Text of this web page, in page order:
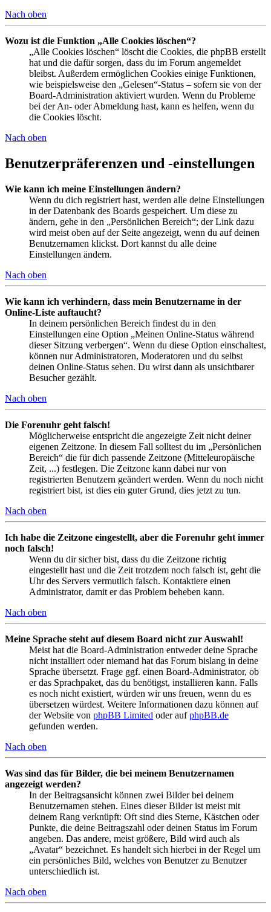
Nach oben
Wozu ist die Funktion „Alle Cookies löschen“?
„Alle Cookies löschen“ löscht die Cookies, die phpBB erstellt
hat und die dafür sorgen, dass du im Forum angemeldet
bleibst. Außerdem ermöglichen Cookies einige Funktionen,
wie beispielsweise den „Gelesen“-Status – sofern sie von der
Board-Administration aktiviert wurden. Wenn du Probleme
bei der An- oder Abmeldung hast, kann es helfen, wenn du
die Cookies löscht.
Nach oben
Benutzerpräferenzen und -einstellungen
Wie kann ich meine Einstellungen ändern?
Wenn du dich registriert hast, werden alle deine Einstellungen
in der Datenbank des Boards gespeichert. Um diese zu
ändern, gehe in den „Persönlichen Bereich“; der Link dazu
wird meist oben auf der Seite angezeigt, wenn du auf deinen
Benutzernamen klickst. Dort kannst du alle deine
Einstellungen ändern.
Nach oben
Wie kann ich verhindern, dass mein Benutzername in der
Online-Liste auftaucht?
In deinem persönlichen Bereich findest du in den
Einstellungen eine Option „Meinen Online-Status während
dieser Sitzung verbergen“. Wenn du diese Option einschaltest,
können nur Administratoren, Moderatoren und du selbst
deinen Online-Status sehen. Du wirst dann als unsichtbarer
Besucher gezählt.
Nach oben
Die Forenuhr geht falsch!
Möglicherweise entspricht die angezeigte Zeit nicht deiner
eigenen Zeitzone. In diesem Fall solltest du im „Persönlichen
Bereich“ die für dich passende Zeitzone (Mitteleuropäische
Zeit, ...) festlegen. Die Zeitzone kann dabei nur von
registrierten Benutzern geändert werden. Wenn du noch nicht
registriert bist, ist dies ein guter Grund, dies jetzt zu tun.
Nach oben
Ich habe die Zeitzone eingestellt, aber die Forenuhr geht immer
noch falsch!
Wenn du dir sicher bist, dass du die Zeitzone richtig
eingestellt hast und die Zeit trotzdem noch falsch ist, geht die
Uhr des Servers vermutlich falsch. Kontaktiere einen
Administrator, damit er das Problem beheben kann.
Nach oben
Meine Sprache steht auf diesem Board nicht zur Auswahl!
Meist hat die Board-Administration entweder deine Sprache
nicht installiert oder niemand hat das Forum bislang in deine
Sprache übersetzt. Frage ggf. einen Board-Administrator, ob
er das Sprachpaket, das du benötigst, installieren kann. Falls
es noch nicht existiert, würden wir uns freuen, wenn du es
übersetzen würdest. Weitere Informationen dazu können auf
der Website von phpBB Limited oder aufphpBB.de
gefunden werden.
Nach oben
Was sind das für Bilder, die bei meinem Benutzernamen
angezeigt werden?
In der Beitragsansicht können zwei Bilder bei deinem
Benutzernamen stehen. Eines dieser Bilder ist meist mit
deinem Rang verknüpft: Oft sind dies Sterne, Kästchen oder
Punkte, die deine Beitragszahl oder deinen Status im Forum
angeben. Das andere, meist größere, Bild wird auch als
„Avatar“ bezeichnet. Es handelt sich hierbei in der Regel um
ein persönliches Bild, welches von Benutzer zu Benutzer
unterschiedlich ist.
Nach oben